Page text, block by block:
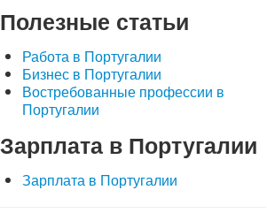
Полезные статьи
Работа в Португалии
Бизнес в Португалии
Востребованные профессии в
Португалии
Зарплата в Португалии
Зарплата в Португалии